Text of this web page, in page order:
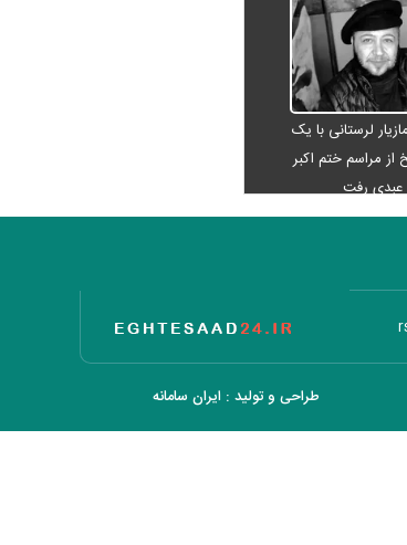
لرستانی با یک
از مراسم ختم اکبر
عبدی رفت
طراحی و تولید : ایران سامانه